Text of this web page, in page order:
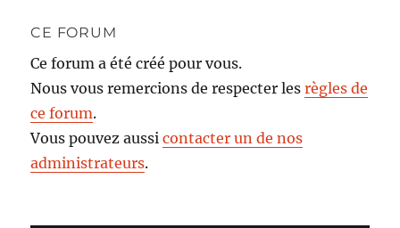
CE FORUM
Ce forum a été créé pour vous.
Nous vous remercions de respecter lesrègles de
ce forum.
Vous pouvez aussicontacter un de nos
administrateurs.